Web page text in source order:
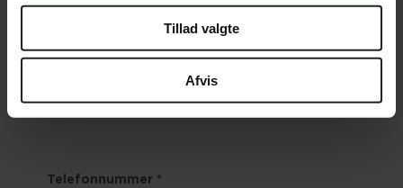
Tillad valgte
Afvis
Email*
Telefonnummer *